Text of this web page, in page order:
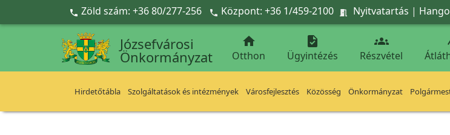
Ugrás a fő tartalomra
 Zöld szám: +36 80/277-256  Központ: +36 1/459-2100  Nyitvatartás |
Józsefvárosi
Önkormányzat

Otthon

Ügyintézés

Részvétel
Hirdetőtábla Szolgáltatások és intézmények Városfejlesztés Közösség Önkormányzat